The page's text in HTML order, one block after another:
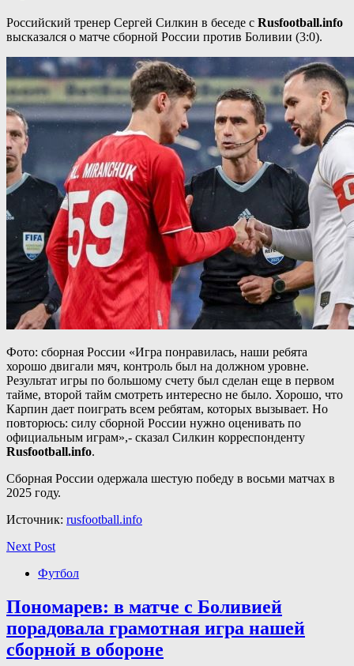
Российский тренер Сергей Силкин в беседе с Rusfootball.info
высказался о матче сборной России против Боливии (3:0).
Фото: сборная России «Игра понравилась, наши ребята
хорошо двигали мяч, контроль был на должном уровне.
Результат игры по большому счету был сделан еще в первом
тайме, второй тайм смотреть интересно не было. Хорошо, что
Карпин дает поиграть всем ребятам, которых вызывает. Но
повторюсь: силу сборной России нужно оценивать по
официальным играм»,- сказал Силкин корреспонденту
Rusfootball.info.
Сборная России одержала шестую победу в восьми матчах в
2025 году.
Источник: rusfootball.info
Next Post
Футбол
Пономарев: в матче с Боливией
порадовала грамотная игра нашей
сборной в обороне